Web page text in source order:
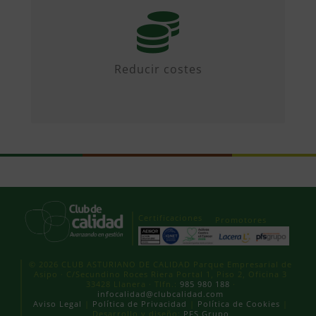
Reducir costes
Mediante iniciativas colaborativas y
diseñando propuestas.
Certificaciones Promotores
© 2026 CLUB ASTURIANO DE CALIDAD Parque Empresarial de
Asipo · C/Secundino Roces Riera Portal 1, Piso 2, Oficina 3
33428 Llanera · Tlfn.: 985 980 188
infocalidad@clubcalidad.com
Aviso Legal
Política de Privacidad Política de Cookies
Desarrollo y diseño:
PFS Grupo